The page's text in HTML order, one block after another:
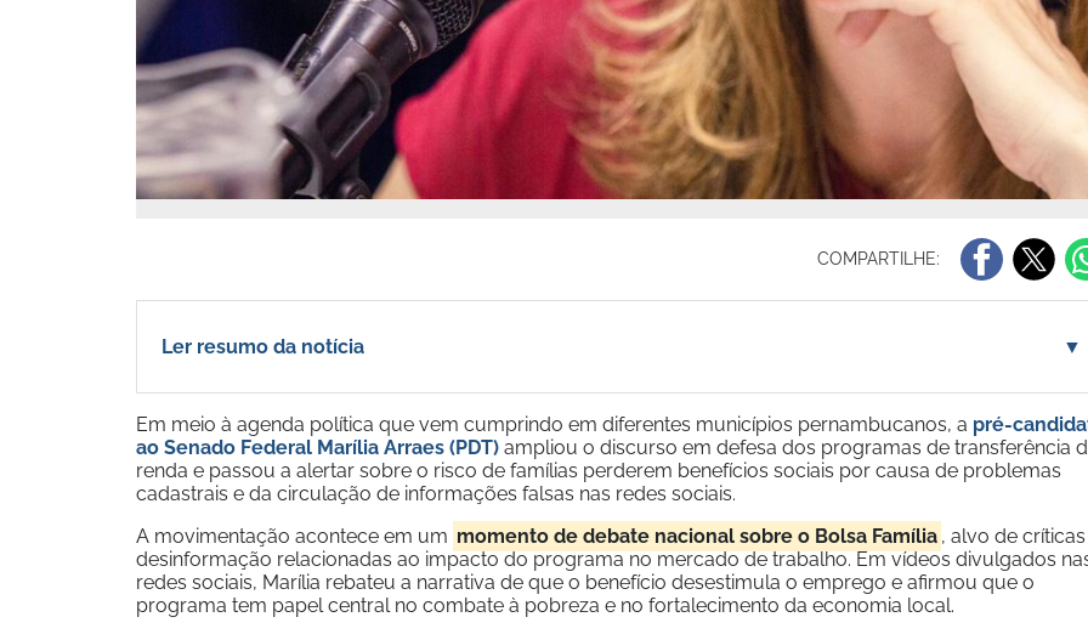
COMPARTILHE:
Ler resumo da notícia ▼
Em meio à agenda política que vem cumprindo em diferentes municípios pernambucanos, a pré-
ao Senado Federal Marília Arraes (PDT) ampliou o discurso em defesa dos programas de transferência
renda e passou a alertar sobre o risco de famílias perderem benefícios sociais por causa de problemas
cadastrais e da circulação de informações falsas nas redes sociais.
A movimentação acontece em um momento de debate nacional sobre o Bolsa Família , alvo de
desinformação relacionadas ao impacto do programa no mercado de trabalho. Em vídeos divulgados
redes sociais, Marília rebateu a narrativa de que o benefício desestimula o emprego e afirmou que o
programa tem papel central no combate à pobreza e no fortalecimento da economia local.